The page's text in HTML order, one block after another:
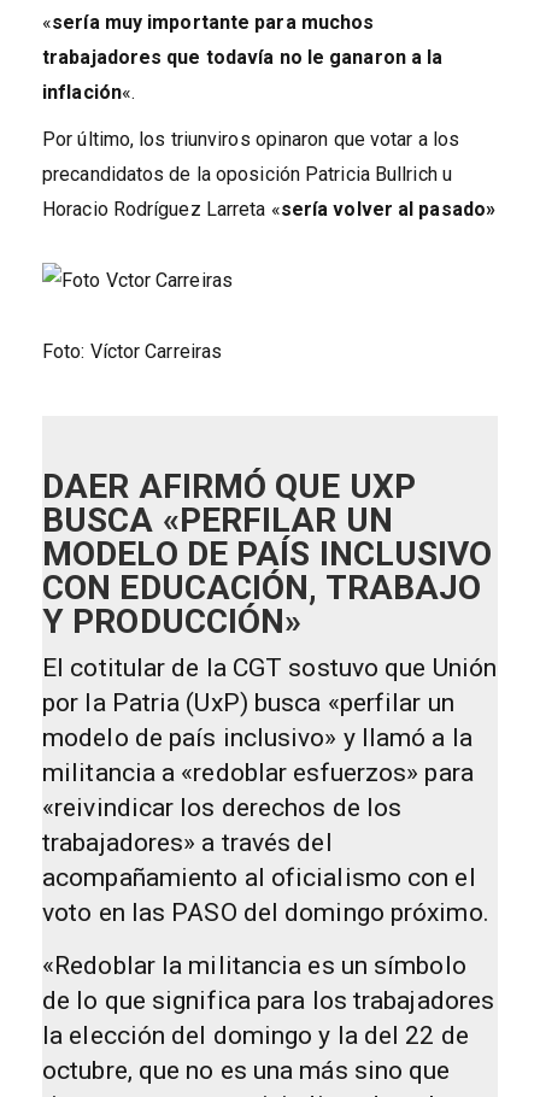
«sería muy importante para muchos
trabajadores que todavía no le ganaron a la
inflación«.
Por último, los triunviros opinaron que votar a los
precandidatos de la oposición Patricia Bullrich u
Horacio Rodríguez Larreta «sería volver al pasado»
Foto: Víctor Carreiras
DAER AFIRMÓ QUE UXP
BUSCA «PERFILAR UN
MODELO DE PAÍS INCLUSIVO
CON EDUCACIÓN, TRABAJO
Y PRODUCCIÓN»
El cotitular de la CGT sostuvo que Unión
por la Patria (UxP) busca «perfilar un
modelo de país inclusivo» y llamó a la
militancia a «redoblar esfuerzos» para
«reivindicar los derechos de los
trabajadores» a través del
acompañamiento al oficialismo con el
voto en las PASO del domingo próximo.
«Redoblar la militancia es un símbolo
de lo que significa para los trabajadores
la elección del domingo y la del 22 de
octubre, que no es una más sino que